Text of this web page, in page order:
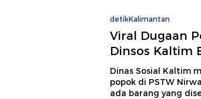
detikKalimantan
Viral Dugaan
Dinsos Kaltim
Dinas Sosial Kaltim
popok di PSTW
ada barang yang